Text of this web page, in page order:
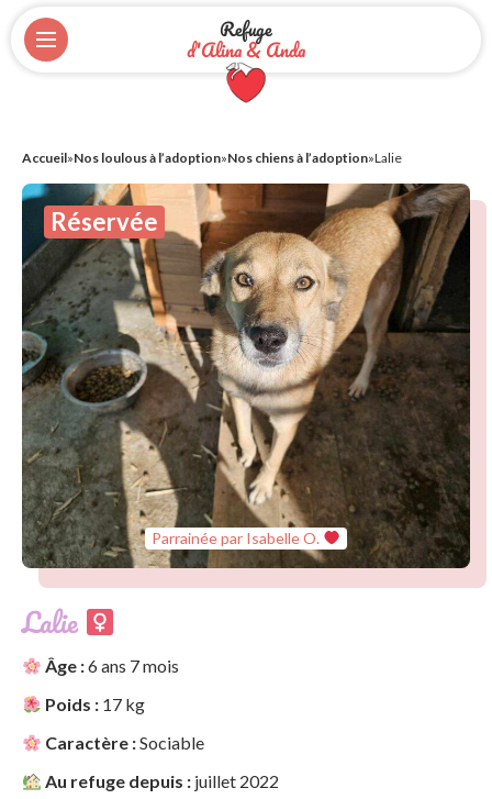
Refuge
d'Alina & Anda
Accueil»Nos loulous à l’adoption»Nos chiens à l’adoption»Lalie
Réservée
Parrainée par Isabelle O.
Lalie
Âge :6 ans 7 mois
Poids : 17 kg
Caractère :Sociable
Au refuge depuis : juillet 2022